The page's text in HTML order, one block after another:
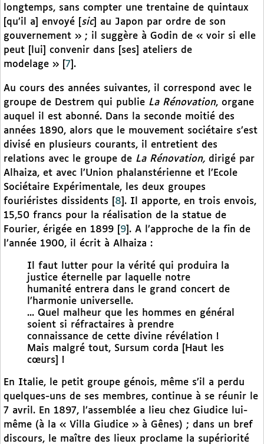
longtemps, sans compter une trentaine de quintaux
[qu’il a] envoyé [ sic] au Japon par ordre de son
gouvernement » ; il suggère à Godin de « voir si elle
peut [lui] convenir dans [ses] ateliers de
modelage »
7 .
Au cours des années suivantes, il correspond avec le
groupe de Destrem qui publie La Rénovation, organe
auquel il est abonné. Dans la seconde moitié des
années 1890, alors que le mouvement sociétaire s’est
divisé en plusieurs courants, il entretient des
relations avec le groupe de La Rénovation, dirigé par
Alhaiza, et avec l’Union phalanstérienne et l’Ecole
Sociétaire Expérimentale, les deux groupes
fouriéristes dissidents
8 . Il apporte, en trois envois,
15,50 francs pour la réalisation de la statue de
Fourier, érigée en 1899
9 . A l’approche de la fin de
l’année 1900, il écrit à Alhaiza :
Il faut lutter pour la vérité qui produira la
justice éternelle par laquelle notre
humanité entrera dans le grand concert de
l’harmonie universelle.
... Quel malheur que les hommes en général
soient si réfractaires à prendre
connaissance de cette divine révélation !
Mais malgré tout, Sursum corda [Haut les
cœurs] !
En Italie, le petit groupe génois, même s’il a perdu
quelques-uns de ses membres, continue à se réunir le
7 avril. En 1897, l’assemblée a lieu chez Giudice lui-
même (à la « Villa Giudice » à Gênes) ; dans un bref
discours, le maître des lieux proclame la supériorité